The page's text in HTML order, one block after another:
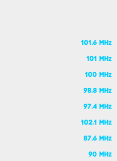
101.6 MHz
101 MHz
100 MHz
98.8 MHz
97.4 MHz
102.1 MHz
87.6 MHz
90 MHz